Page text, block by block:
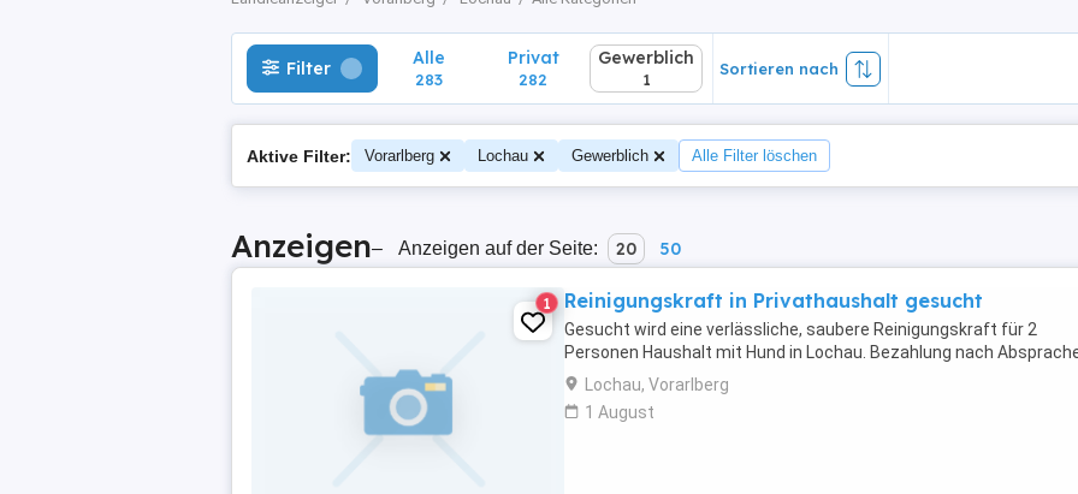
Filter Alle
283
Privat
282
Gewerblich
1
Sortieren nach
Aktive Filter: Vorarlberg Lochau Gewerblich Alle Filter löschen
Anzeigen– Anzeigen auf der Seite: 20 50
1 Reinigungskraft in Privathaushalt gesucht
Gesucht wird eine verlässliche, saubere Reinigungskraft für 2
Personen Haushalt mit Hund in Lochau. Bezahlung nach
Lochau, Vorarlberg
1 August